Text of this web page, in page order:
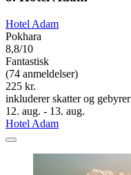
Hotel Adam
Pokhara
8,8/10
Fantastisk
(74 anmeldelser)
225 kr.
inkluderer skatter og gebyrer
12. aug. - 13. aug.
Hotel Adam